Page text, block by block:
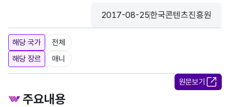
등록일
2017-08-25
수집기관
한국콘텐츠진흥원
해당 국가
전체
해당 장르
애니
원문보기
주요내용